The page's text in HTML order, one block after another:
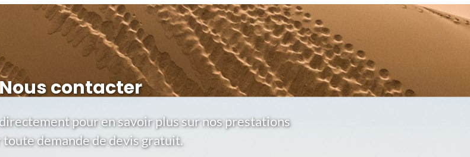
contacter
pour en savoir plus sur nos prestations
toute demande de devis gratuit.